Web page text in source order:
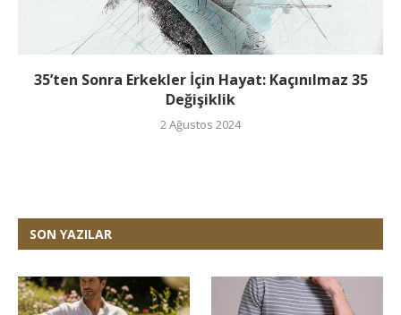
35’ten Sonra Erkekler İçin Hayat: Kaçınılmaz 35
Değişiklik
2 Ağustos 2024
SON YAZILAR